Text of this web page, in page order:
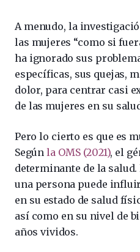
A menudo, la
las mujeres “como si
ha ignorado sus
específicas, sus quejas,
dolor, para centrar casi
de las mujeres en su
Pero lo cierto es que es
Segúnla OMS (2021), el
determinante de la salud.
una persona puede
en su estado de salud
así como en su nivel de
años vividos.